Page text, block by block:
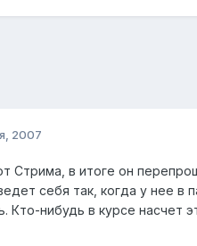
2007
Стрима, в итоге он
себя так, когда у нее в
Кто-нибудь в курсе насчет